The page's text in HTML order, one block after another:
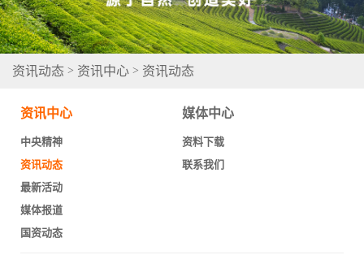
n
a
v
i
资讯动态 > 资讯中心 > 资讯动态
资讯中心
中央精神
资讯动态
最新活动
媒体报道
国资动态
媒体中心
资料下载
联系我们